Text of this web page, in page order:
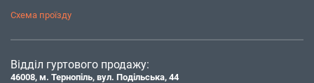
Схема проїзду
Відділ гуртового продажу:
46008, м. Тернопіль, вул. Подільська, 44